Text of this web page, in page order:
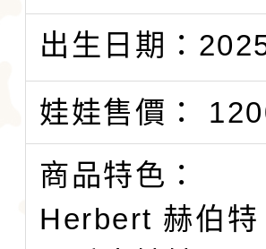
出生日期：
娃娃售價：
商品特色：
Herbert 赫伯